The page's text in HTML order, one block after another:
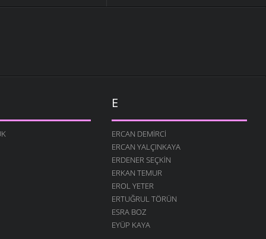
E
ERCAN DEMIRCI
ERCAN YALÇINKAYA
ERDENER SEÇKIN
ERKAN TEMUR
EROL YETER
ERTUĞRUL TÖRÜN
ESRA BOZ
EYÜP KAYA